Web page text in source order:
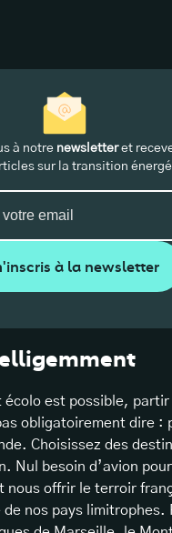
à notre newsletteret
sur la transition
à la newsletter
est possible, partir
obligatoirement dire :
Choisissez des
Nul besoin d’avion
nous offrir le terroir
nos pays limitrophes.